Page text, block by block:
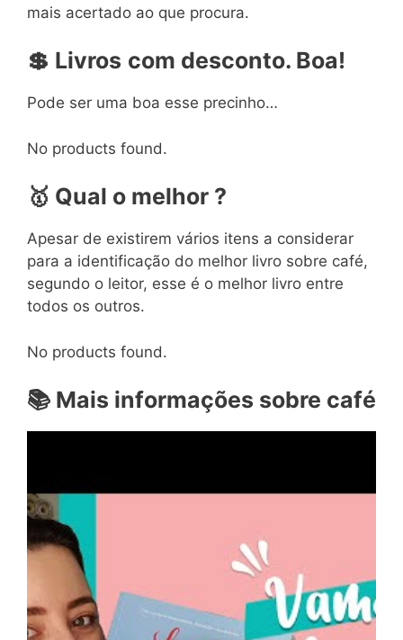
mais acertado ao que procura.
💲 Livros com desconto. Boa!
Pode ser uma boa esse precinho…
No products found.
🥇 Qual o melhor ?
Apesar de existirem vários itens a considerar
para a identificação do melhor livro sobre café,
segundo o leitor, esse é o melhor livro entre
todos os outros.
No products found.
📚 Mais informações sobre café